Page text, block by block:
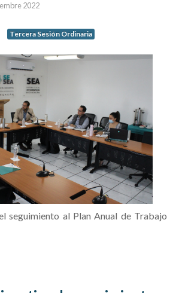
2022
Tercera Sesión Ordinaria
seguimiento al Plan Anual de Trabajo